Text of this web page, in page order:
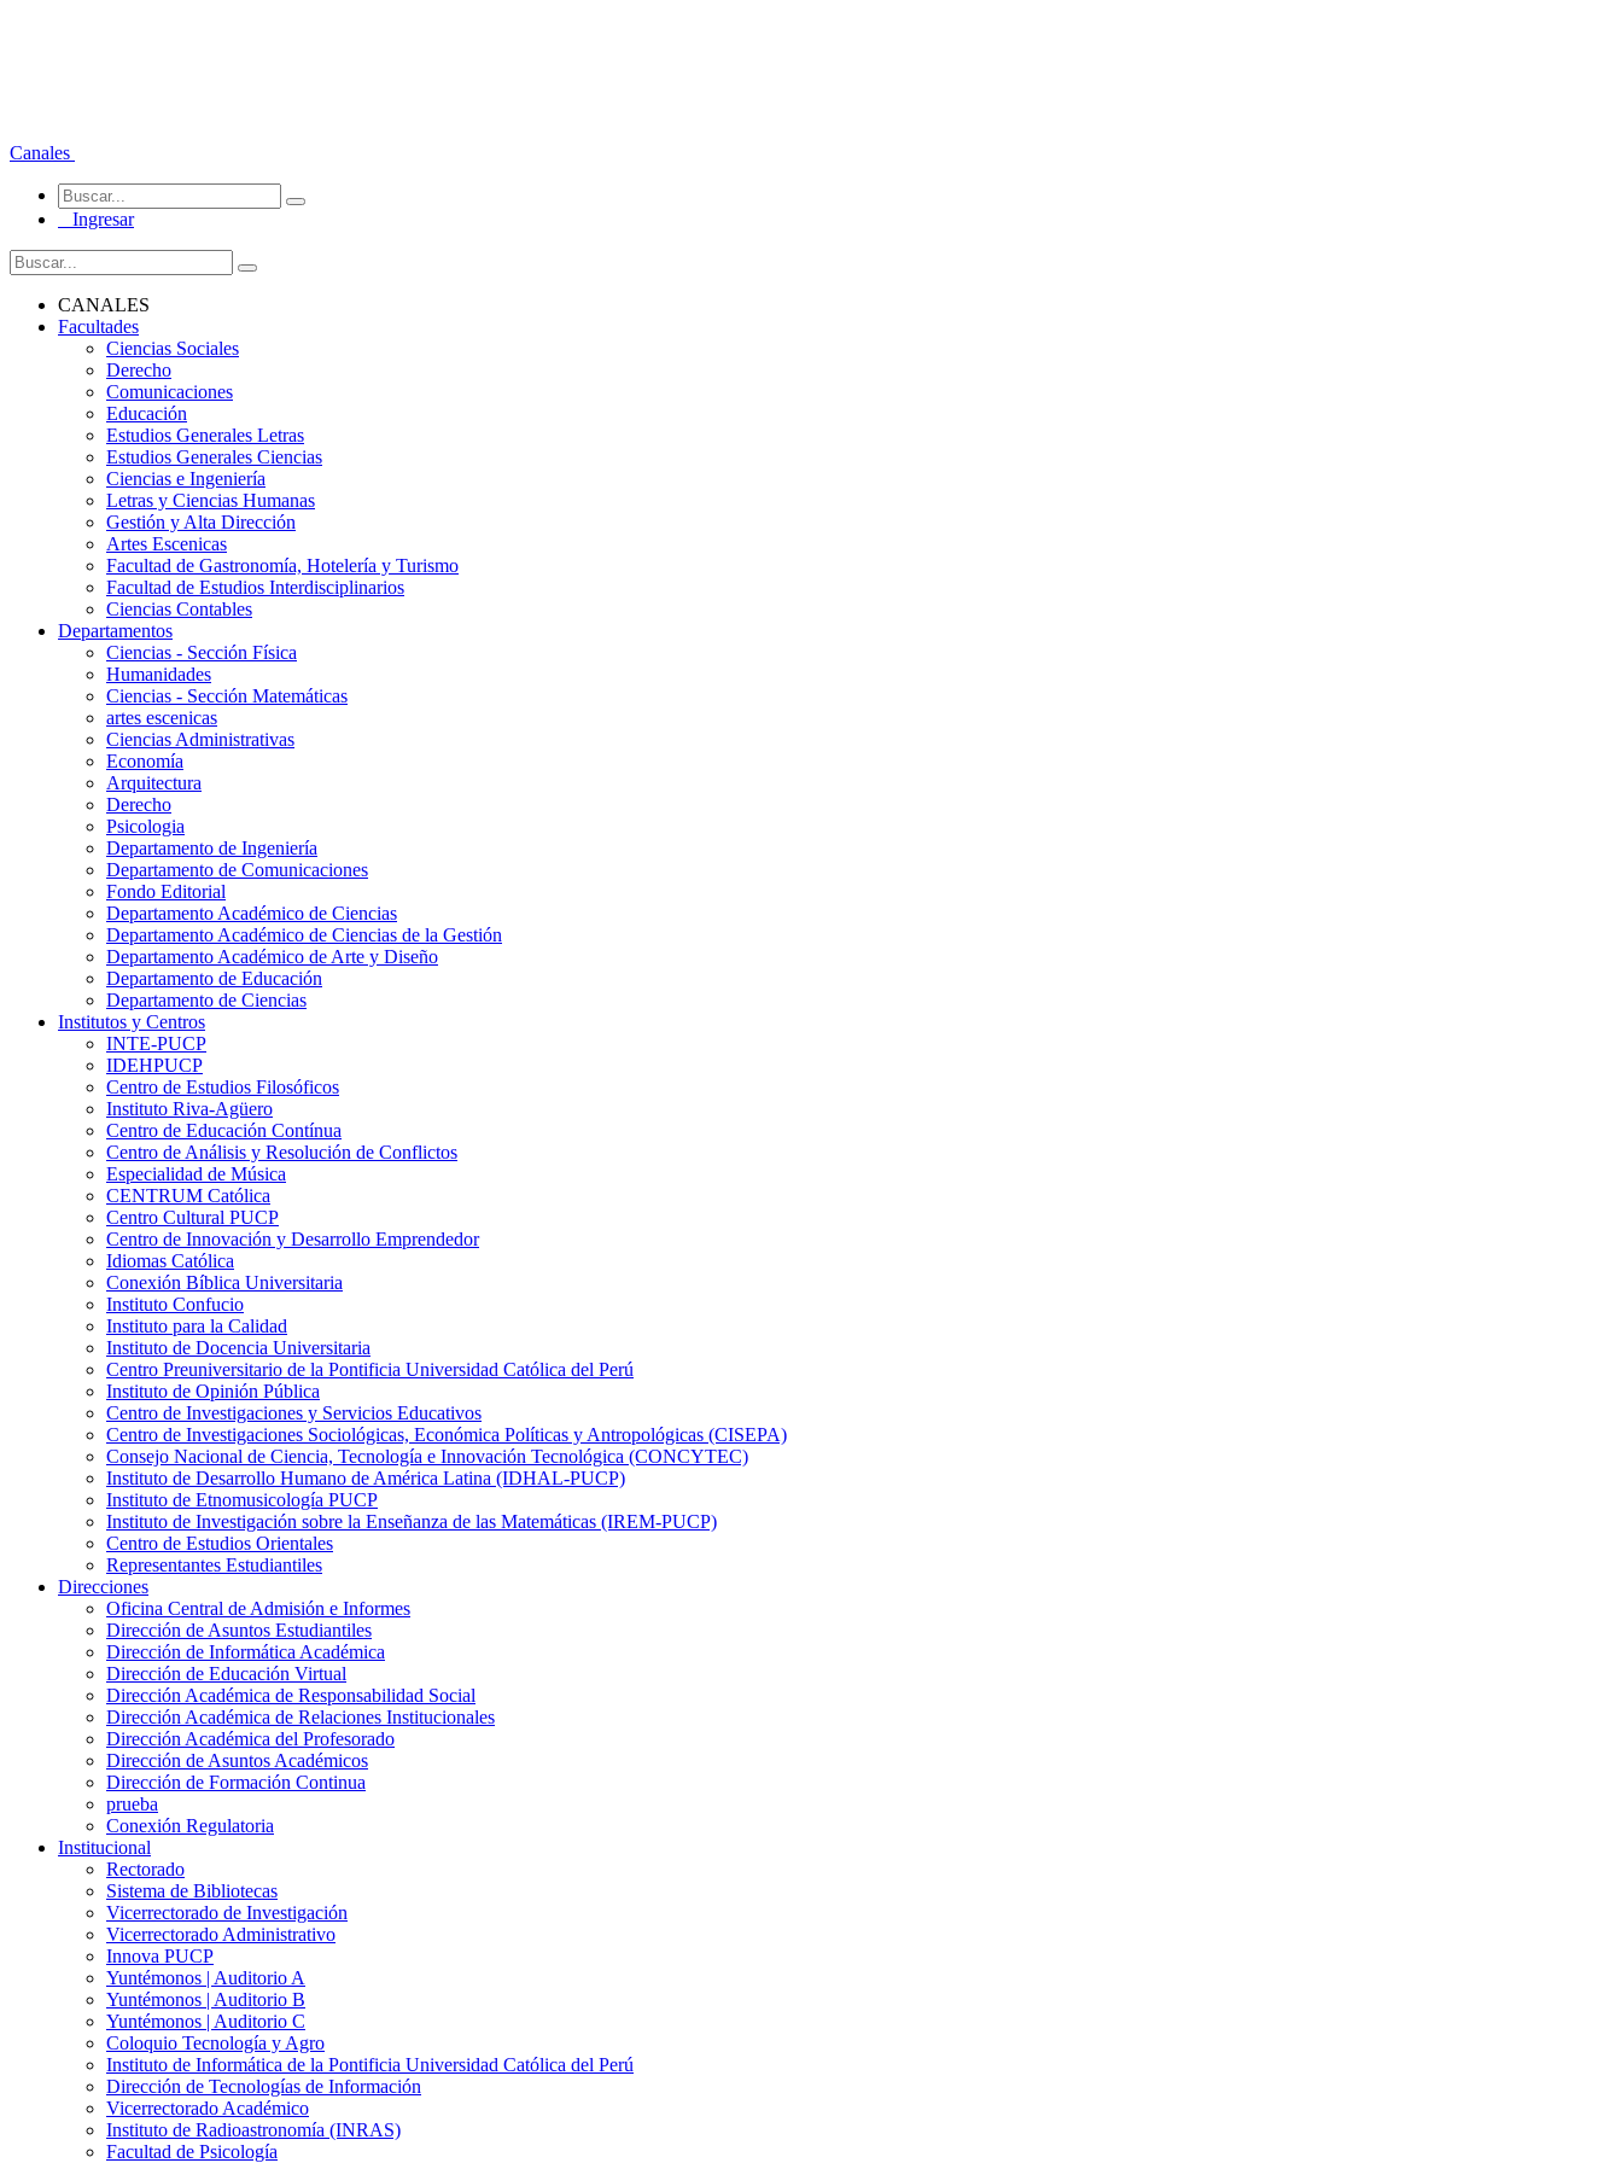
Canales
Ingresar
CANALES
Facultades
Ciencias Sociales
Derecho
Comunicaciones
Educación
Estudios Generales Letras
Estudios Generales Ciencias
Ciencias e Ingeniería
Letras y Ciencias Humanas
Gestión y Alta Dirección
Artes Escenicas
Facultad de Gastronomía, Hotelería y Turismo
Facultad de Estudios Interdisciplinarios
Ciencias Contables
Departamentos
Ciencias - Sección Física
Humanidades
Ciencias - Sección Matemáticas
artes escenicas
Ciencias Administrativas
Economía
Arquitectura
Derecho
Psicologia
Departamento de Ingeniería
Departamento de Comunicaciones
Fondo Editorial
Departamento Académico de Ciencias
Departamento Académico de Ciencias de la Gestión
Departamento Académico de Arte y Diseño
Departamento de Educación
Departamento de Ciencias
Institutos y Centros
INTE-PUCP
IDEHPUCP
Centro de Estudios Filosóficos
Instituto Riva-Agüero
Centro de Educación Contínua
Centro de Análisis y Resolución de Conflictos
Especialidad de Música
CENTRUM Católica
Centro Cultural PUCP
Centro de Innovación y Desarrollo Emprendedor
Idiomas Católica
Conexión Bíblica Universitaria
Instituto Confucio
Instituto para la Calidad
Instituto de Docencia Universitaria
Centro Preuniversitario de la Pontificia Universidad Católica del Perú
Instituto de Opinión Pública
Centro de Investigaciones y Servicios Educativos
Centro de Investigaciones Sociológicas, Económica Políticas y Antropológicas (CISEPA)
Consejo Nacional de Ciencia, Tecnología e Innovación Tecnológica (CONCYTEC)
Instituto de Desarrollo Humano de América Latina (IDHAL-PUCP)
Instituto de Etnomusicología PUCP
Instituto de Investigación sobre la Enseñanza de las Matemáticas (IREM-PUCP)
Centro de Estudios Orientales
Representantes Estudiantiles
Direcciones
Oficina Central de Admisión e Informes
Dirección de Asuntos Estudiantiles
Dirección de Informática Académica
Dirección de Educación Virtual
Dirección Académica de Responsabilidad Social
Dirección Académica de Relaciones Institucionales
Dirección Académica del Profesorado
Dirección de Asuntos Académicos
Dirección de Formación Continua
prueba
Conexión Regulatoria
Institucional
Rectorado
Sistema de Bibliotecas
Vicerrectorado de Investigación
Vicerrectorado Administrativo
Innova PUCP
Yuntémonos | Auditorio A
Yuntémonos | Auditorio B
Yuntémonos | Auditorio C
Coloquio Tecnología y Agro
Instituto de Informática de la Pontificia Universidad Católica del Perú
Dirección de Tecnologías de Información
Vicerrectorado Académico
Instituto de Radioastronomía (INRAS)
Facultad de Psicología